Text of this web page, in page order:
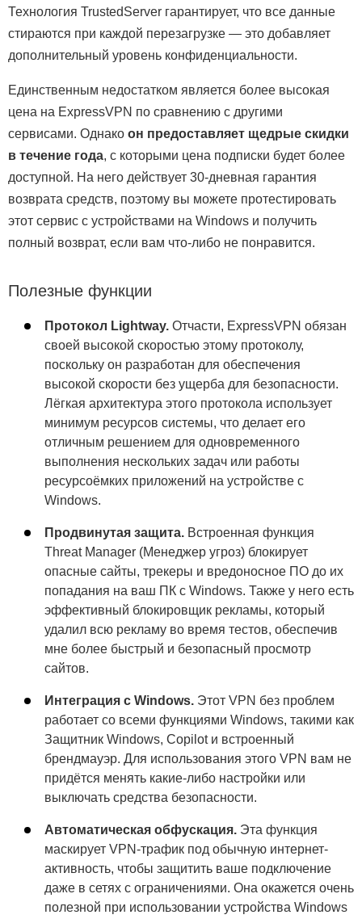
Технология TrustedServer гарантирует, что все данные
стираются при каждой перезагрузке — это добавляет
дополнительный уровень конфиденциальности.
Единственным недостатком является более высокая
цена на ExpressVPN по сравнению с другими
сервисами. Однако он предоставляет щедрые скидки
в течение года, с которыми цена подписки будет более
доступной. На него действует 30-дневная гарантия
возврата средств, поэтому вы можете протестировать
этот сервис с устройствами на Windows и получить
полный возврат, если вам что-либо не понравится.
Полезные функции
Протокол Lightway. Отчасти, ExpressVPN обязан
своей высокой скоростью этому протоколу,
поскольку он разработан для обеспечения
высокой скорости без ущерба для безопасности.
Лёгкая архитектура этого протокола использует
минимум ресурсов системы, что делает его
отличным решением для одновременного
выполнения нескольких задач или работы
ресурсоёмких приложений на устройстве с
Windows.
Продвинутая защита. Встроенная функция
Threat Manager (Менеджер угроз) блокирует
опасные сайты, трекеры и вредоносное ПО до их
попадания на ваш ПК с Windows. Также у него есть
эффективный блокировщик рекламы, который
удалил всю рекламу во время тестов, обеспечив
мне более быстрый и безопасный просмотр
сайтов.
Интеграция с Windows. Этот VPN без проблем
работает со всеми функциями Windows, такими как
Защитник Windows, Copilot и встроенный
брендмауэр. Для использования этого VPN вам не
придётся менять какие-либо настройки или
выключать средства безопасности.
Автоматическая обфускация. Эта функция
маскирует VPN-трафик под обычную интернет-
активность, чтобы защитить ваше подключение
даже в сетях с ограничениями. Она окажется очень
полезной при использовании устройства Windows